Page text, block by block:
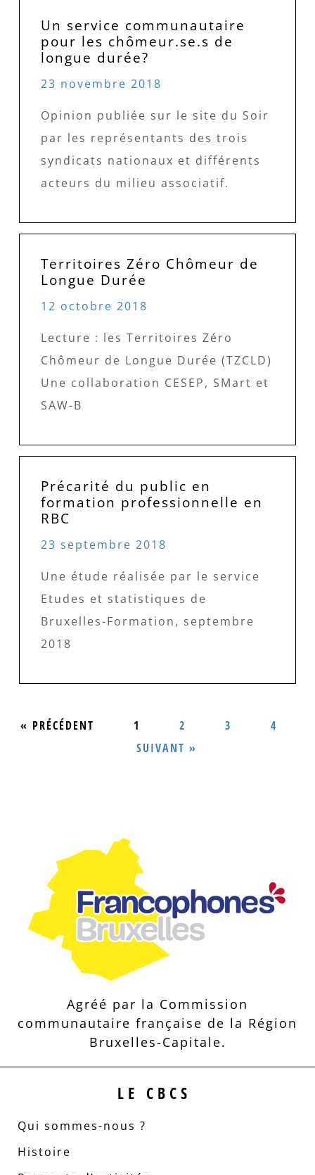
Un service communautaire
pour les chômeur.se.s de
longue durée?
23 novembre 2018
Opinion publiée sur le site du Soir
par les représentants des trois
syndicats nationaux et différents
acteurs du milieu associatif.
Territoires Zéro Chômeur de
Longue Durée
12 octobre 2018
Lecture : les Territoires Zéro
Chômeur de Longue Durée (TZCLD)
Une collaboration CESEP, SMart et
SAW-B
Précarité du public en
formation professionnelle en
RBC
23 septembre 2018
Une étude réalisée par le service
Etudes et statistiques de
Bruxelles-Formation, septembre
2018
« PRÉCÉDENT 1 2 3
4
SUIVANT »
Agréé par la Commission
communautaire française de la Région
Bruxelles-Capitale.
LE CBCS
Qui sommes-nous ?
Histoire